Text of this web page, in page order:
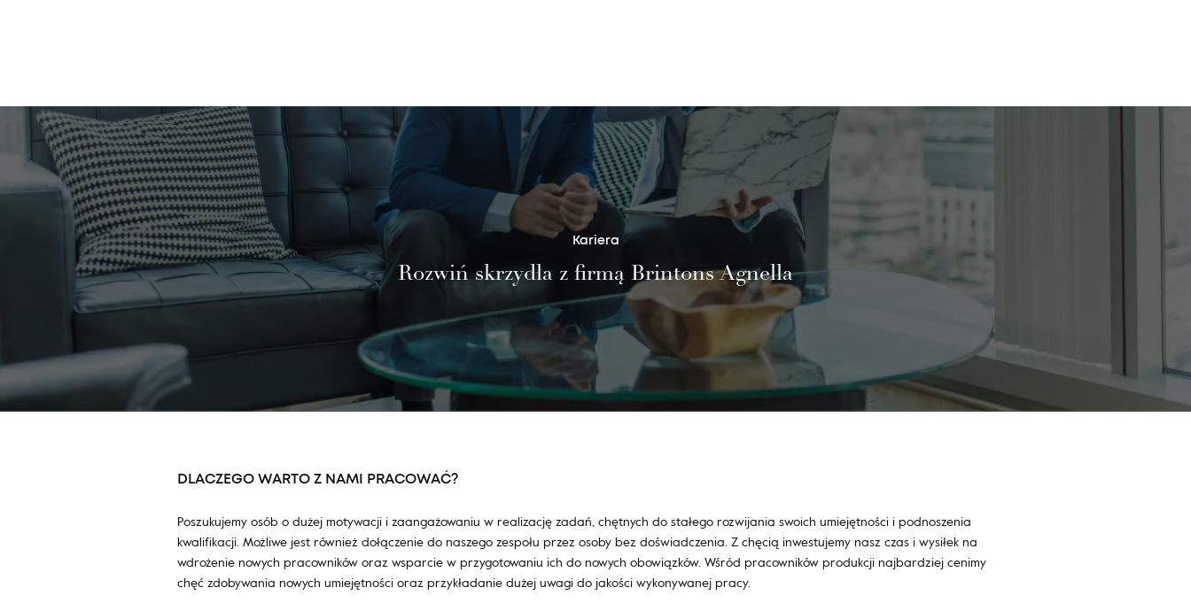
Kariera
Rozwiń skrzydła z firmą Brintons Agnella
DLACZEGO WARTO Z NAMI PRACOWAĆ?
Poszukujemy osób o dużej motywacji i zaangażowaniu w realizację zadań, chętnych do stałego rozwijania swoich umiejętności i podnoszenia
kwalifikacji. Możliwe jest również dołączenie do naszego zespołu przez osoby bez doświadczenia. Z chęcią inwestujemy nasz czas i wysiłek na
wdrożenie nowych pracowników oraz wsparcie w przygotowaniu ich do nowych obowiązków. Wśród pracowników produkcji najbardziej cenimy
chęć zdobywania nowych umiejętności oraz przykładanie dużej uwagi do jakości wykonywanej pracy.
Wyszukaj produkt